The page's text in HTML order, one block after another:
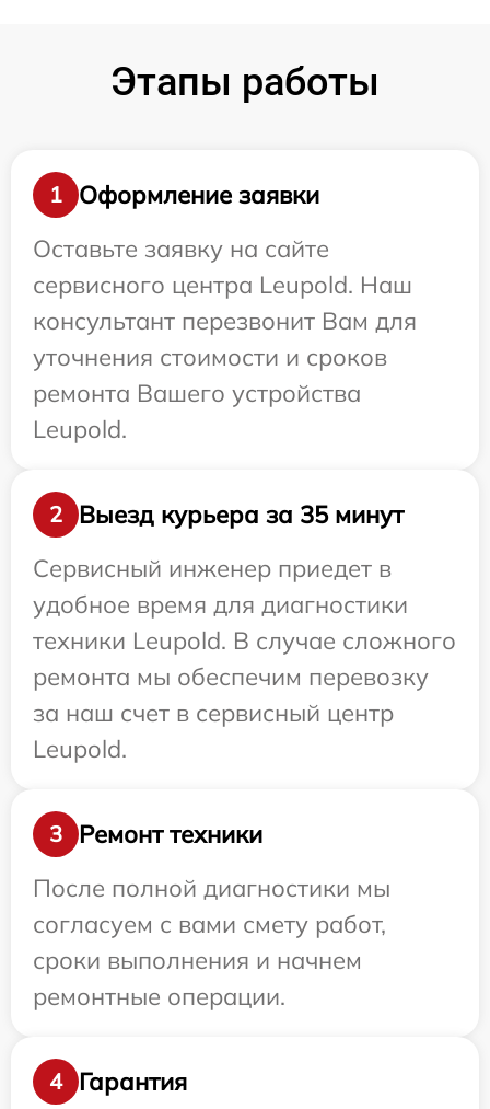
Этапы работы
1
Оформление заявки
Оставьте заявку на сайте
сервисного центра Leupold. Наш
консультант перезвонит Вам для
уточнения стоимости и сроков
ремонта Вашего устройства
Leupold.
2
Выезд курьера за 35 минут
Сервисный инженер приедет в
удобное время для диагностики
техники Leupold. В случае сложного
ремонта мы обеспечим перевозку
за наш счет в сервисный центр
Leupold.
3
Ремонт техники
После полной диагностики мы
согласуем с вами смету работ,
сроки выполнения и начнем
ремонтные операции.
4 Гарантия